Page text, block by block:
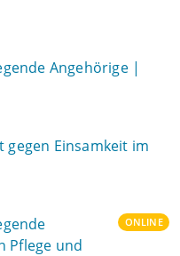
Angehörige |
Einsamkeit im
Pflege und
ONLINE